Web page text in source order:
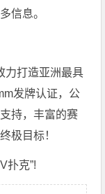
信息。
力打造亚洲最具
发牌认证，公
持，丰富的赛
极目标！
扑克”!